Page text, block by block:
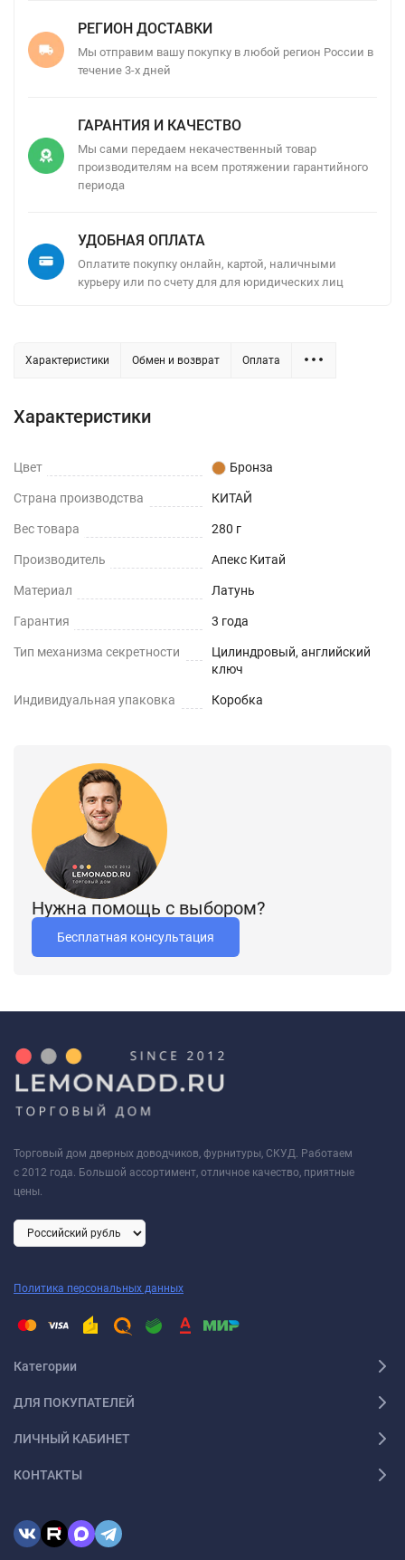
РЕГИОН ДОСТАВКИ
Мы отправим вашу покупку в любой регион России в
течение 3-х дней
ГАРАНТИЯ И КАЧЕСТВО
Мы сами передаем некачественный товар
производителям на всем протяжении гарантийного
периода
УДОБНАЯ ОПЛАТА
Оплатите покупку онлайн, картой, наличными
курьеру или по счету для для юридических лиц
Характеристики Обмен и возврат Оплата
Характеристики
Цвет Бронза
Страна производства КИТАЙ
Вес товара 280 г
Производитель Апекс Китай
Материал Латунь
Гарантия 3 года
Тип механизма секретности
Цилиндровый, английский
ключ
Индивидуальная упаковка Коробка
Нужна помощь с выбором?
Бесплатная консультация
Торговый дом дверных доводчиков, фурнитуры, СКУД. Работаем
с 2012 года. Большой ассортимент, отличное качество, приятные
цены.
Политика персональных данных
Категории
ДЛЯ ПОКУПАТЕЛЕЙ
ЛИЧНЫЙ КАБИНЕТ
КОНТАКТЫ